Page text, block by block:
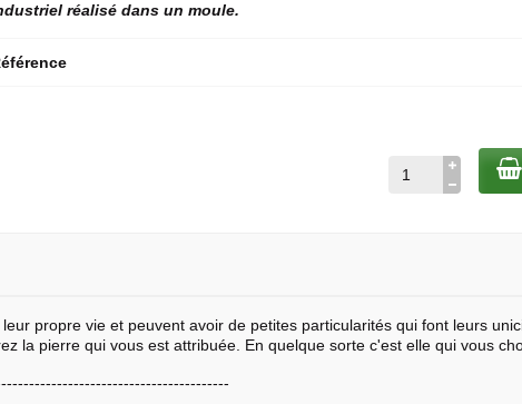
réalisé dans un moule.
propre vie et peuvent avoir de petites particularités qui font leurs
la pierre qui vous est attribuée. En quelque sorte c'est elle qui vous